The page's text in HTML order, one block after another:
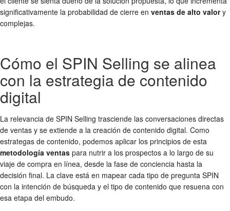
significativamente la probabilidad de cierre en ventas de alto valory
complejas.
Cómo el SPIN Selling se alinea
con la estrategia de contenido
digital
La relevancia de SPIN Selling trasciende las conversaciones directas
de ventas y se extiende a la creación de contenido digital. Como
estrategas de contenido, podemos aplicar los principios de esta
metodología ventas para nutrir a los prospectos a lo largo de su
viaje de compra en línea, desde la fase de conciencia hasta la
decisión final. La clave está en mapear cada tipo de pregunta SPIN
con la intención de búsqueda y el tipo de contenido que resuena con
esa etapa del embudo.